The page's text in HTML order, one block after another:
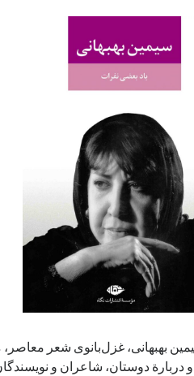
بهبهانی، غزل‌بانوی شعر
دربارة‌ دوستان، شاعران و